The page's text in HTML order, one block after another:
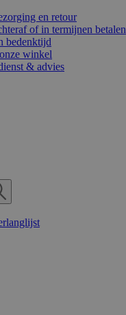
en retour
of in termijnen betalen
bedenktijd
winkel
& advies